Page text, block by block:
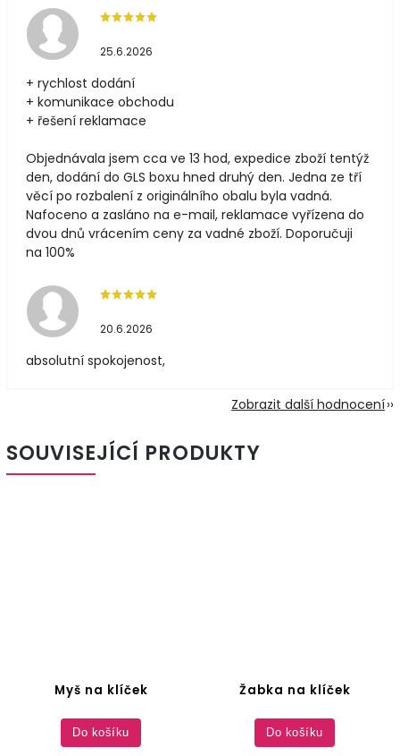
25.6.2026
+ rychlost dodání
+ komunikace obchodu
+ řešení reklamace
Objednávala jsem cca ve 13 hod, expedice zboží tentýž
den, dodání do GLS boxu hned druhý den. Jedna ze tří
věcí po rozbalení z originálního obalu byla vadná.
Nafoceno a zasláno na e-mail, reklamace vyřízena do
dvou dnů vrácením ceny za vadné zboží. Doporučuji
na 100%
20.6.2026
absolutní spokojenost,
Zobrazit další hodnocení
SOUVISEJÍCÍ PRODUKTY
Myš na klíček
Do košíku
Žabka na klíček
Do košíku